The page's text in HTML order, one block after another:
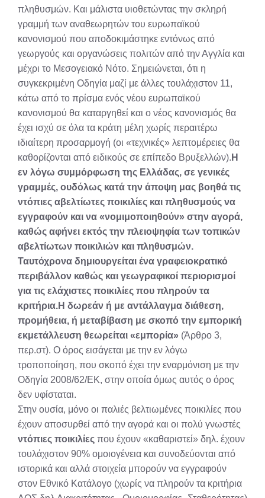
πληθυσμών. Και μάλιστα υιοθετώντας την σκληρή
γραμμή των αναθεωρητών του ευρωπαϊκού
κανονισμού που αποδοκιμάστηκε εντόνως από
γεωργούς και οργανώσεις πολιτών από την Αγγλία και
μέχρι το Μεσογειακό Νότο. Σημειώνεται, ότι η
συγκεκριμένη Οδηγία μαζί με άλλες τουλάχιστον 11,
κάτω από το πρίσμα ενός νέου ευρωπαϊκού
κανονισμού θα καταργηθεί και ο νέος κανονισμός θα
έχει ισχύ σε όλα τα κράτη μέλη χωρίς περαιτέρω
ιδιαίτερη προσαρμογή (οι «τεχνικές» λεπτομέρειες θα
καθορίζονται από ειδικούς σε επίπεδο Βρυξελλών). Η
εν λόγω συμμόρφωση της Ελλάδας, σε γενικές
γραμμές, ουδόλως κατά την άποψη μας βοηθά τις
ντόπιες αβελτίωτες ποικιλίες και πληθυσμούς να
εγγραφούν και να «νομιμοποιηθούν» στην αγορά,
καθώς αφήνει εκτός την πλειοψηφία των τοπικών
αβελτίωτων ποικιλιών και πληθυσμών.
Ταυτόχρονα δημιουργείται ένα γραφειοκρατικό
περιβάλλον καθώς και γεωγραφικοί περιορισμοί
για τις ελάχιστες ποικιλίες που πληρούν τα
κριτήρια.Η δωρεάν ή με αντάλλαγμα διάθεση,
προμήθεια, ή μεταβίβαση με σκοπό την εμπορική
εκμετάλλευση θεωρείται «εμπορία» (Άρθρο 3,
περ.στ). Ο όρος εισάγεται με την εν λόγω
τροποποίηση, που σκοπό έχει την εναρμόνιση με την
Οδηγία 2008/62/ΕΚ, στην οποία όμως αυτός ο όρος
δεν υφίσταται.
Στην ουσία, μόνο οι παλιές βελτιωμένες ποικιλίες που
έχουν αποσυρθεί από την αγορά και οι πολύ γνωστές
ντόπιες ποικιλίες που έχουν «καθαριστεί» δηλ. έχουν
τουλάχιστον 90% ομοιογένεια και συνοδεύονται από
ιστορικά και αλλά στοιχεία μπορούν να εγγραφούν
στον Εθνικό Κατάλογο (χωρίς να πληρούν τα κριτήρια